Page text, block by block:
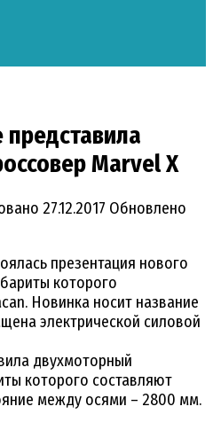
представила
Marvel X
27.12.2017 Обновлено
презентация нового
которого
Новинка носит название
электрической силовой
двухмоторный
которого составляют
между осями – 2800 мм.